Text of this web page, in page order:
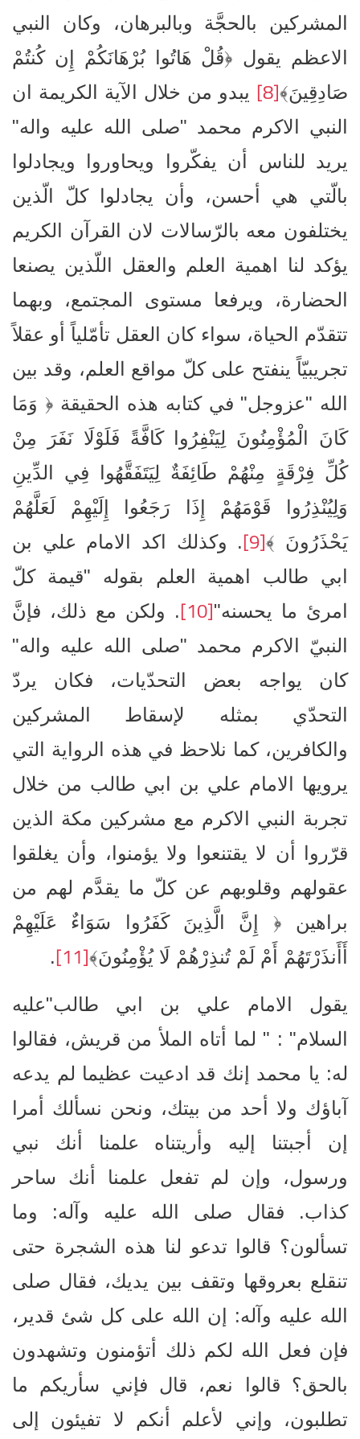
المشركين بالحجَّة وبالبرهان، وكان النبي
الاعظم يقول ﴿قُلْ هَاتُوا بُرْهَانَكُمْ إِن كُنتُمْ
صَادِقِينَ﴾[8] يبدو من خلال الآية الكريمة ان
النبي الاكرم محمد "صلى الله عليه واله"
يريد للناس أن يفكّروا ويحاوروا ويجادلوا
بالّتي هي أحسن، وأن يجادلوا كلّ الّذين
يختلفون معه بالرّسالات لان القرآن الكريم
يؤكد لنا اهمية العلم والعقل اللّذين يصنعا
الحضارة، ويرفعا مستوى المجتمع، وبهما
تتقدّم الحياة، سواء كان العقل تأمّلياً أو عقلاً
تجريبيّاً ينفتح على كلّ مواقع العلم، وقد بين
الله "عزوجل" في كتابه هذه الحقيقة ﴿ وَمَا
كَانَ الْمُؤْمِنُونَ لِيَنْفِرُوا كَافَّةً فَلَوْلَا نَفَرَ مِنْ
كُلِّ فِرْقَةٍ مِنْهُمْ طَائِفَةٌ لِيَتَفَقَّهُوا فِي الدِّينِ
وَلِيُنْذِرُوا قَوْمَهُمْ إِذَا رَجَعُوا إِلَيْهِمْ لَعَلَّهُمْ
يَحْذَرُونَ ﴾[9]. وكذلك اكد الامام علي بن
ابي طالب اهمية العلم بقوله "قيمة كلّ
امرئ ما يحسنه"[10]. ولكن مع ذلك، فإنَّ
النبيّ الاكرم محمد "صلى الله عليه واله"
كان يواجه بعض التحدّيات، فكان يردّ
التحدّي بمثله لإسقاط المشركين
والكافرين، كما نلاحظ في هذه الرواية التي
يرويها الامام علي بن ابي طالب من خلال
تجربة النبي الاكرم مع مشركين مكة الذين
قرّروا أن لا يقتنعوا ولا يؤمنوا، وأن يغلقوا
عقولهم وقلوبهم عن كلّ ما يقدَّم لهم من
براهين ﴿ إِنَّ الَّذِينَ كَفَرُوا سَوَاءٌ عَلَيْهِمْ
أَأَنذَرْتَهُمْ أَمْ لَمْ تُنذِرْهُمْ لَا يُؤْمِنُونَ﴾[11]
.
يقول الامام علي بن ابي طالب"عليه
السلام" : " لما أتاه الملأ من قريش، فقالوا
له: يا محمد إنك قد ادعيت عظيما لم يدعه
آباؤك ولا أحد من بيتك، ونحن نسألك أمرا
إن أجبتنا إليه وأريتناه علمنا أنك نبي
ورسول، وإن لم تفعل علمنا أنك ساحر
كذاب. فقال صلى الله عليه وآله: وما
تسألون؟ قالوا تدعو لنا هذه الشجرة حتى
تنقلع بعروقها وتقف بين يديك، فقال صلى
الله عليه وآله: إن الله على كل شئ قدير،
فإن فعل الله لكم ذلك أتؤمنون وتشهدون
بالحق؟ قالوا نعم، قال فإني سأريكم ما
تطلبون، وإني لأعلم أنكم لا تفيئون إلى